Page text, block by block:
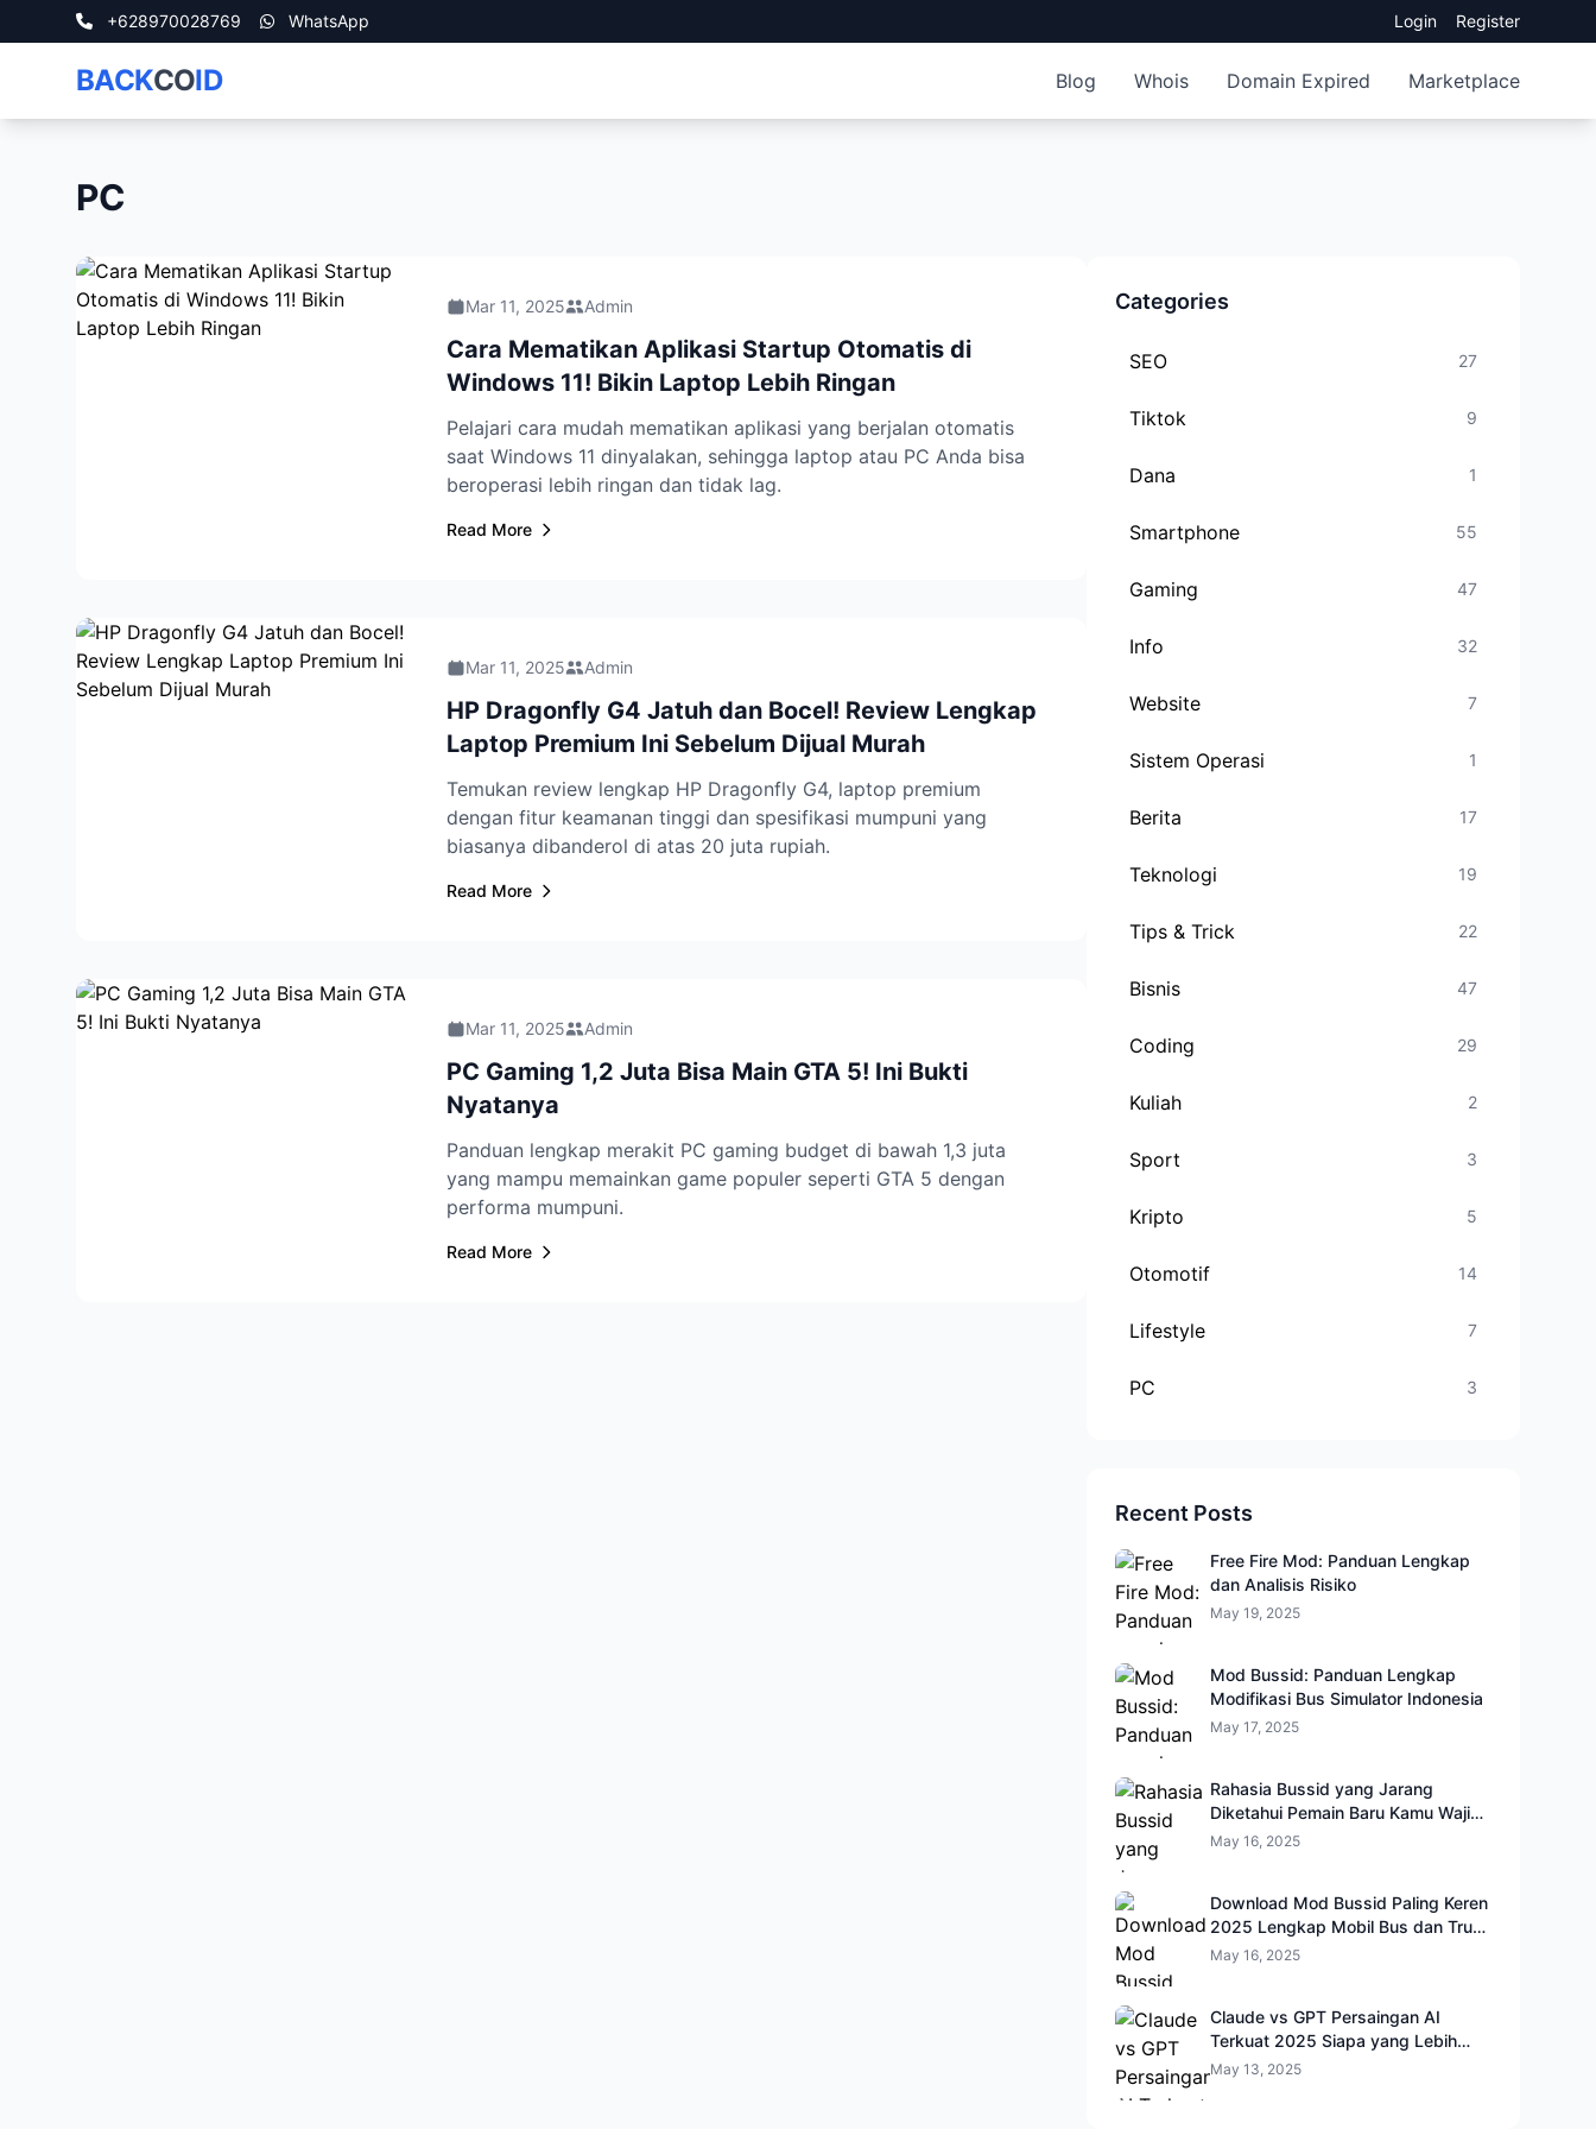
+628970028769 WhatsApp Login Register
BACKCOID Blog Whois Domain Expired Marketplace
PC
Mar 11, 2025 Admin
Cara Mematikan Aplikasi Startup Otomatis di
Windows 11! Bikin Laptop Lebih Ringan
Pelajari cara mudah mematikan aplikasi yang berjalan otomatis
saat Windows 11 dinyalakan, sehingga laptop atau PC Anda bisa
beroperasi lebih ringan dan tidak lag.
Read More
Mar 11, 2025 Admin
HP Dragonfly G4 Jatuh dan Bocel! Review Lengkap
Laptop Premium Ini Sebelum Dijual Murah
Temukan review lengkap HP Dragonfly G4, laptop premium
dengan fitur keamanan tinggi dan spesifikasi mumpuni yang
biasanya dibanderol di atas 20 juta rupiah.
Read More
Mar 11, 2025 Admin
PC Gaming 1,2 Juta Bisa Main GTA 5! Ini Bukti
Nyatanya
Panduan lengkap merakit PC gaming budget di bawah 1,3 juta
yang mampu memainkan game populer seperti GTA 5 dengan
performa mumpuni.
Read More
Categories
SEO 27
Tiktok 9
Dana 1
Smartphone 55
Gaming 47
Info 32
Website 7
Sistem Operasi 1
Berita 17
Teknologi 19
Tips & Trick 22
Bisnis 47
Coding 29
Kuliah 2
Sport 3
Kripto 5
Otomotif 14
Lifestyle 7
PC 3
Recent Posts
Free Fire Mod: Panduan Lengkap
dan Analisis Risiko
May 19, 2025
Mod Bussid: Panduan Lengkap
Modifikasi Bus Simulator Indonesia
May 17, 2025
Rahasia Bussid yang Jarang
Diketahui Pemain Baru Kamu Wajib
Coba!
May 16, 2025
Download Mod Bussid Paling Keren
2025 Lengkap Mobil Bus dan Truk
HD
May 16, 2025
Claude vs GPT Persaingan AI
Terkuat 2025 Siapa yang Lebih
Cerdas?
May 13, 2025